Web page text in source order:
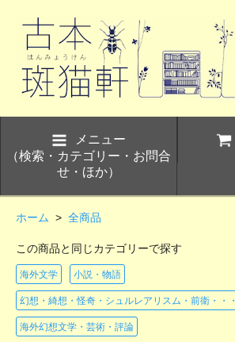
メニュー
（検索・カテゴリー・お問合
せ・ほか）
ホーム > 全商品
この商品と同じカテゴリーで探す
海外文学 小説・物語
幻想・綺想・怪奇・シュルレアリスム・前衛・・・
海外幻想文学・芸術・評論